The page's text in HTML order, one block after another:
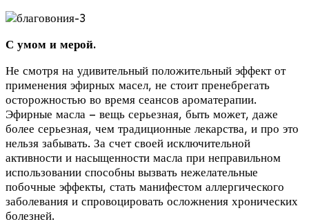
С умом и мерой.
Не смотря на удивительный положительный эффект от
применения эфирных масел, не стоит пренебрегать
осторожностью во время сеансов ароматерапии.
Эфирные масла – вещь серьезная, быть может, даже
более серьезная, чем традиционные лекарства, и про это
нельзя забывать. За счет своей исключительной
активности и насыщенности масла при неправильном
использовании способны вызвать нежелательные
побочные эффекты, стать манифестом аллергического
заболевания и спровоцировать осложнения хронических
болезней.